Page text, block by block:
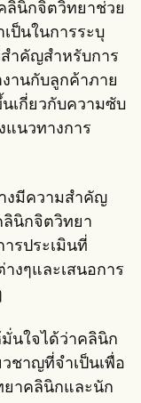
ลินิกจิตวิทยาช่วย
ป็นในการระบุ
ำคัญสำหรับการ
านกับลูกค้าภาย
เกี่ยวกับความซับ
นวทางการ
งมีความสำคัญ
ลินิกจิตวิทยา
รประเมินที่
งๆและเสนอการ
นใจได้ว่าคลินิก
ชาญที่จำเป็นเพื่อ
ยาคลินิกและนัก